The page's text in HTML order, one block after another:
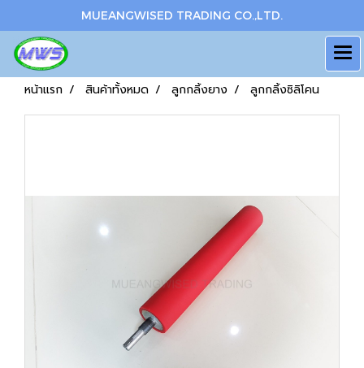
MUEANGWISED TRADING CO.,LTD.
หน้าแรก สินค้าทั้งหมด ลูกกลิ้งยาง ลูกกลิ้งซิลิโคน